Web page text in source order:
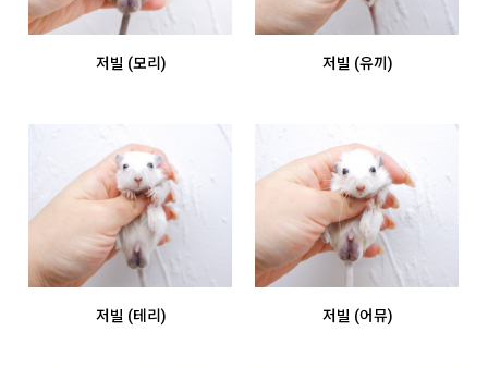
저빌 (모리) 저빌 (유끼)
저빌 (테리) 저빌 (어뮤)